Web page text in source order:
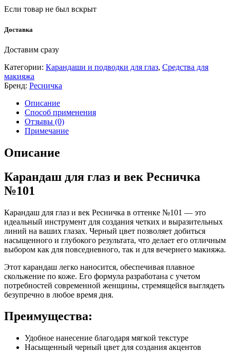
Если товар не был вскрыт
Доставка
Доставим сразу
Категории: Карандаши и подводки для глаз, Средства для
макияжа
Бренд: Ресничка
Описание
Способ применения
Отзывы (0)
Примечание
Описание
Карандаш для глаз и век Ресничка
№101
Карандаш для глаз и век Ресничка в оттенке №101 — это
идеальный инструмент для создания четких и выразительных
линий на ваших глазах. Черный цвет позволяет добиться
насыщенного и глубокого результата, что делает его отличным
выбором как для повседневного, так и для вечернего макияжа.
Этот карандаш легко наносится, обеспечивая плавное
скольжение по коже. Его формула разработана с учетом
потребностей современной женщины, стремящейся выглядеть
безупречно в любое время дня.
Преимущества:
Удобное нанесение благодаря мягкой текстуре
Насыщенный черный цвет для создания акцентов